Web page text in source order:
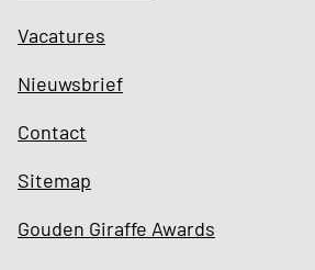
Vacatures
Nieuwsbrief
Contact
Sitemap
Gouden Giraffe Awards